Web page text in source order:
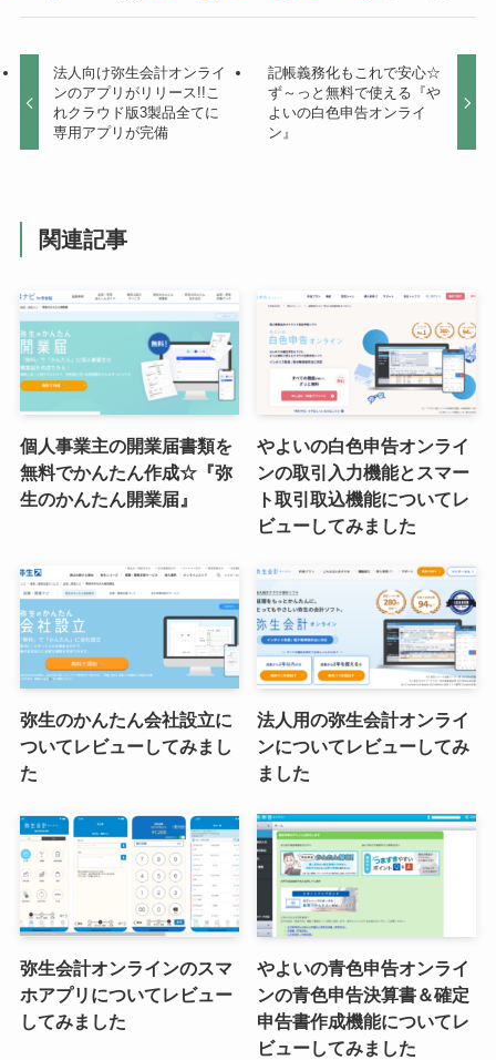
法人向け弥生会計オンライ
ンのアプリがリリース!!こ
れクラウド版3製品全てに
専用アプリが完備
記帳義務化もこれで安心☆
ず～っと無料で使える『や
よいの白色申告オンライ
ン』
関連記事
個人事業主の開業届書類を
無料でかんたん作成☆『弥
生のかんたん開業届』
やよいの白色申告オンライ
ンの取引入力機能とスマー
ト取引取込機能についてレ
ビューしてみました
弥生のかんたん会社設立に
ついてレビューしてみまし
た
法人用の弥生会計オンライ
ンについてレビューしてみ
ました
弥生会計オンラインのスマ
ホアプリについてレビュー
してみました
やよいの青色申告オンライ
ンの青色申告決算書＆確定
申告書作成機能についてレ
ビューしてみました